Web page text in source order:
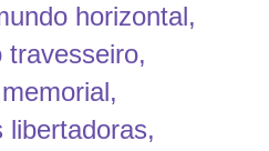
horizontal,
travesseiro,
libertadoras,